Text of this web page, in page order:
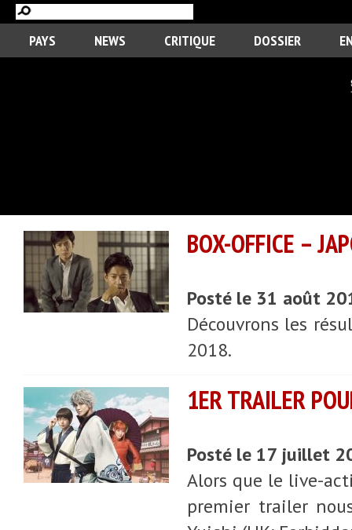
PAYS NEWS CRITIQUE DOSSIER
BOX-OFFICE –
Posté le 31 août
Découvrons les
2018.
1ER TRAILER
Posté le 17 juillet
Alors que le live-
premier trailer